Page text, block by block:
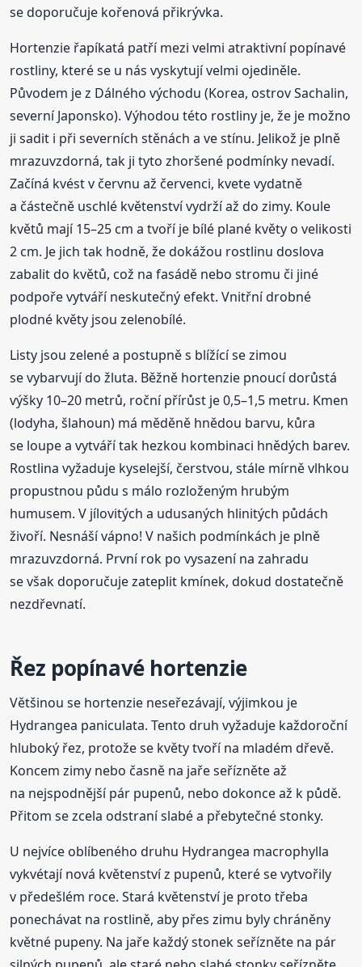
se doporučuje kořenová přikrývka.
Hortenzie řapíkatá patří mezi velmi atraktivní popínavé
rostliny, které se u nás vyskytují velmi ojediněle.
Původem je z Dálného východu (Korea, ostrov Sachalin,
severní Japonsko). Výhodou této rostliny je, že je možno
ji sadit i při severních stěnách a ve stínu. Jelikož je plně
mrazuvzdorná, tak ji tyto zhoršené podmínky nevadí.
Začíná kvést v červnu až červenci, kvete vydatně
a částečně uschlé květenství vydrží až do zimy. Koule
květů mají 15–25 cm a tvoří je bílé plané květy o velikosti
2 cm. Je jich tak hodně, že dokážou rostlinu doslova
zabalit do květů, což na fasádě nebo stromu či jiné
podpoře vytváří neskutečný efekt. Vnitřní drobné
plodné květy jsou zelenobílé.
Listy jsou zelené a postupně s blížící se zimou
se vybarvují do žluta. Běžně hortenzie pnoucí dorůstá
výšky 10–20 metrů, roční přírůst je 0,5–1,5 metru. Kmen
(lodyha, šlahoun) má měděně hnědou barvu, kůra
se loupe a vytváří tak hezkou kombinaci hnědých barev.
Rostlina vyžaduje kyselejší, čerstvou, stále mírně vlhkou
propustnou půdu s málo rozloženým hrubým
humusem. V jílovitých a udusaných hlinitých půdách
živoří. Nesnáší vápno! V našich podmínkách je plně
mrazuvzdorná. První rok po vysazení na zahradu
se však doporučuje zateplit kmínek, dokud dostatečně
nezdřevnatí.
Řez popínavé hortenzie
Většinou se hortenzie neseřezávají, výjimkou je
Hydrangea paniculata. Tento druh vyžaduje každoroční
hluboký řez, protože se květy tvoří na mladém dřevě.
Koncem zimy nebo časně na jaře seřízněte až
na nejspodnější pár pupenů, nebo dokonce až k půdě.
Přitom se zcela odstraní slabé a přebytečné stonky.
U nejvíce oblíbeného druhu Hydrangea macrophylla
vykvétají nová květenství z pupenů, které se vytvořily
v předešlém roce. Stará květenství je proto třeba
ponechávat na rostlině, aby přes zimu byly chráněny
květné pupeny. Na jaře každý stonek seřízněte na pár